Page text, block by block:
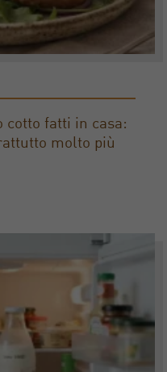
cotto fatti in casa:
molto più